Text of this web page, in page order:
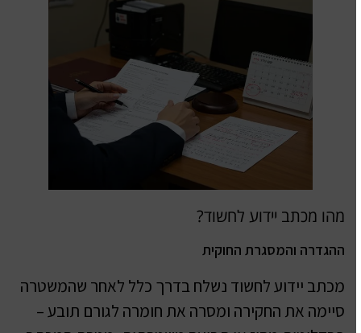
מהו מכתב יידוע לחשוד?
ההגדרה והמסגרת החוקית
מכתב יידוע לחשוד נשלח בדרך כלל לאחר שהמשטרה
סיימה את החקירה ומסרה את חומרה לגורם תובע –